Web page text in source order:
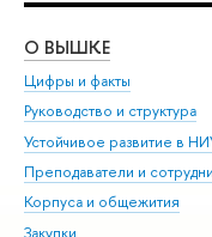
О ВЫШКЕ
Цифры и факты
Руководство и структура
Устойчивое развитие в
Преподаватели и
Корпуса и общежития
Закупки